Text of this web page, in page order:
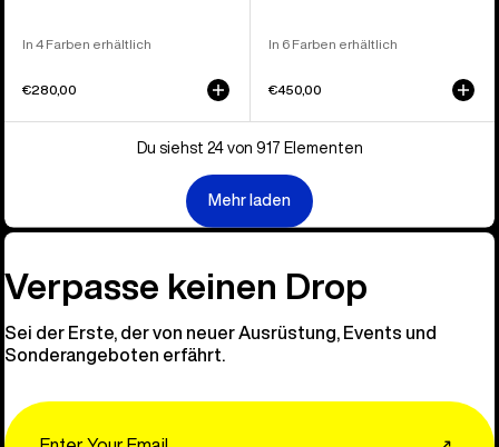
In 4 Farben erhältlich
€280,00
In 6 Farben erhältlich
€450,00
Du siehst 24 von 917 Elementen
Mehr laden
Verpasse keinen Drop
Sei der Erste, der von neuer Ausrüstung, Events und
Sonderangeboten erfährt.